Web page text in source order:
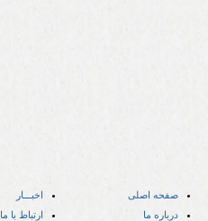
صفحه اصلی
اخبـــار
درباره ما
ارتباط با ما